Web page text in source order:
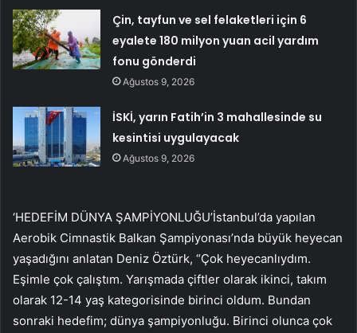
Çin, tayfun ve sel felaketleri için 6
eyalete 180 milyon yuan acil yardım
fonu gönderdi
Ağustos 9, 2026
İSKİ, yarın Fatih’in 3 mahallesinde su
kesintisi uygulayacak
Ağustos 9, 2026
‘HEDEFİM DÜNYA ŞAMPİYONLUĞU’İstanbul’da yapılan
Aerobik Cimnastik Balkan Şampiyonası’nda büyük heyecan
yaşadığını anlatan Deniz Öztürk, “Çok heyecanlıydım.
Eşimle çok çalıştım. Yarışmada çiftler olarak ikinci, takım
olarak 12-14 yaş kategorisinde birinci oldum. Bundan
sonraki hedefim; dünya şampiyonluğu. Birinci olunca çok